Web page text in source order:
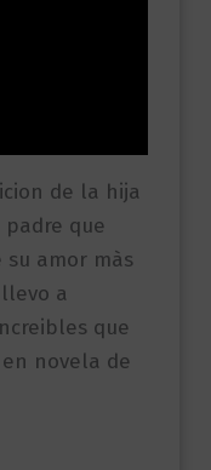
de la hija
padre que
amor màs
a
que
novela de